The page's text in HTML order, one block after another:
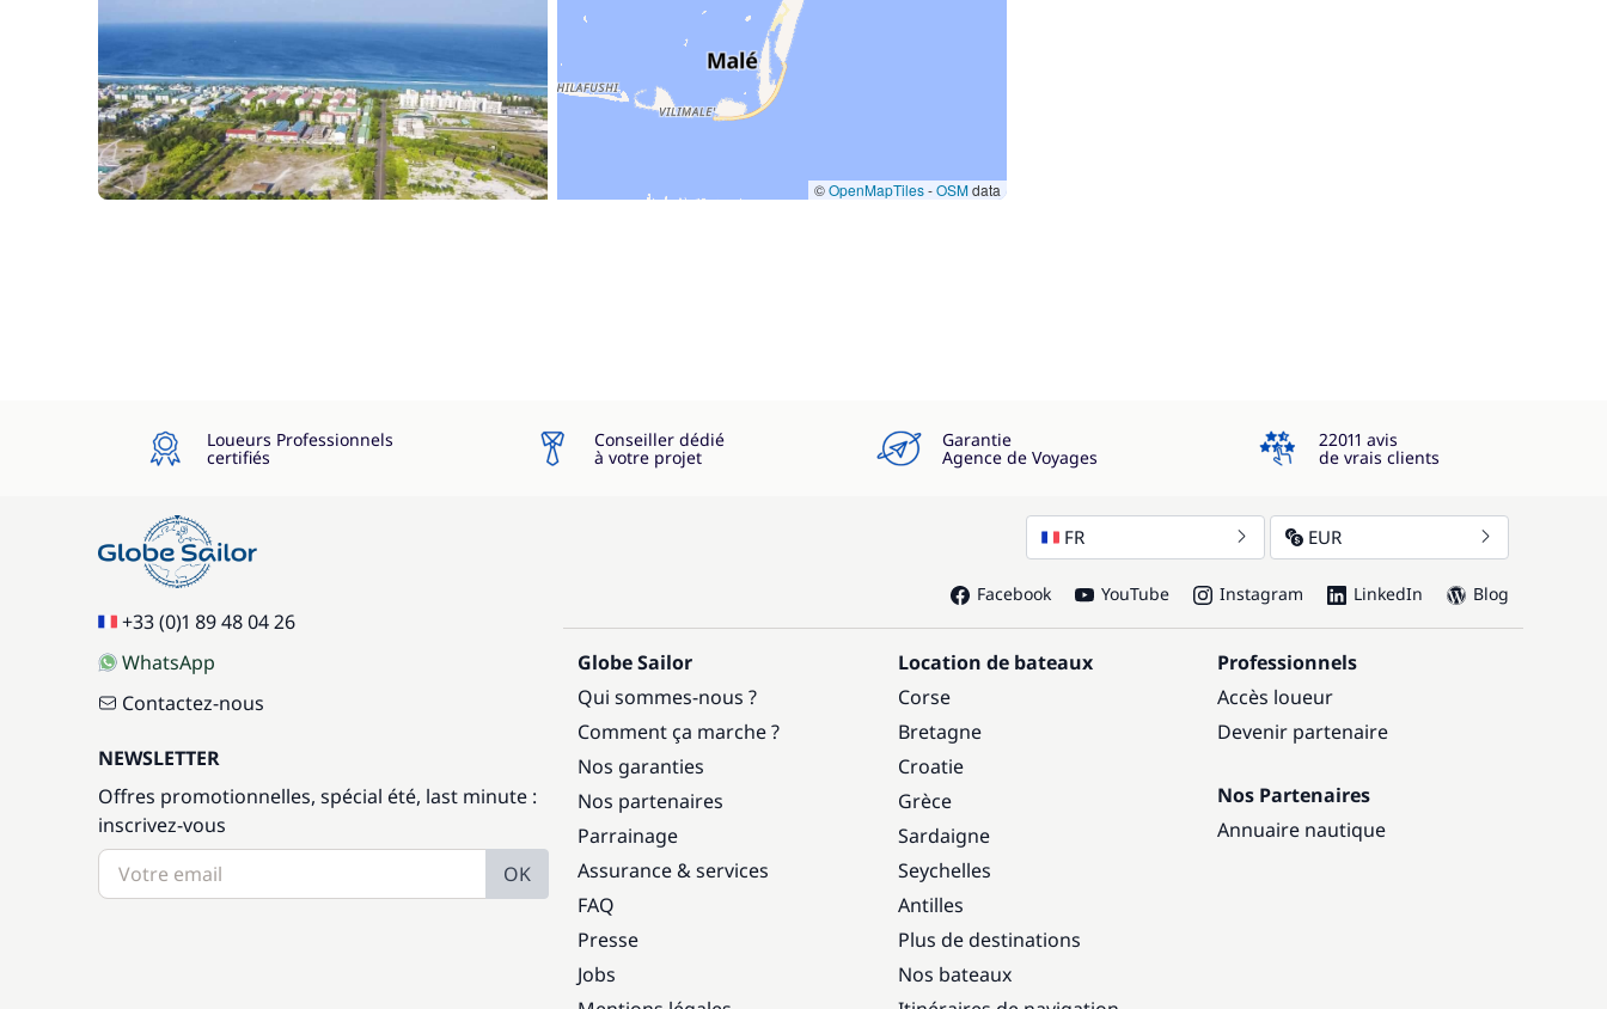
©OpenMapTiles-OSMdata
Loueurs Professionnels
certifiés
Conseiller dédié
à votre projet
Garantie
Agence de Voyages
4.3
22011 avis
de vrais clients
+33 (0)1 89 48 04 26
WhatsApp
Contactez-nous
NEWSLETTER
Offres promotionnelles, spécial été, last minute :
inscrivez-vous
OK
FR EUR
Facebook YouTube Instagram LinkedIn Blog
Globe Sailor
Qui sommes-nous ?
Comment ça marche ?
Nos garanties
Nos partenaires
Parrainage
Assurance & services
FAQ
Presse
Jobs
Location de bateaux
Corse
Bretagne
Croatie
Grèce
Sardaigne
Seychelles
Antilles
Plus de destinations
Nos bateaux
Professionnels
Accès loueur
Devenir partenaire
Nos Partenaires
Annuaire nautique